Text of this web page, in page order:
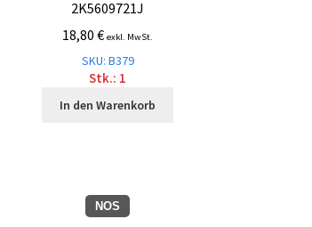
2K5609721J
18,80€ exkl. MwSt.
SKU: B379
Stk.: 1
In den Warenkorb
NOS